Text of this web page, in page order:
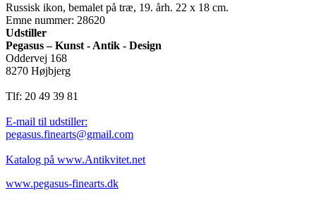
Russisk ikon, bemalet på træ, 19. årh. 22 x 18 cm.
Emne nummer: 28620
Udstiller
Pegasus – Kunst - Antik - Design
Oddervej 168
8270 Højbjerg
Tlf: 20 49 39 81
E-mail til udstiller:
pegasus.finearts@gmail.com
Katalog på www.Antikvitet.net
www.pegasus-finearts.dk